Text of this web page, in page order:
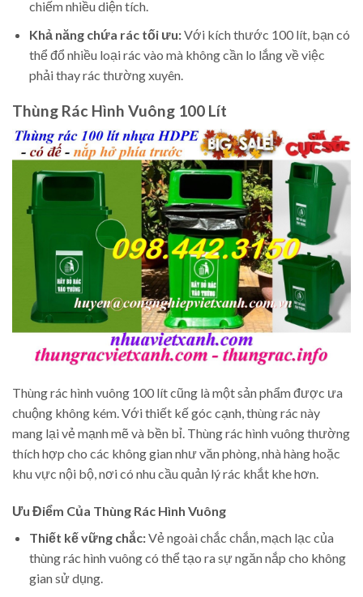
chiếm nhiều diện tích.
Khả năng chứa rác tối ưu:Với kích thước 100 lít, bạn có
thể đổ nhiều loại rác vào mà không cần lo lắng về việc
phải thay rác thường xuyên.
Thùng Rác Hình Vuông 100 Lít
Thùng rác hình vuông 100 lít cũng là một sản phẩm được ưa
chuộng không kém. Với thiết kế góc cạnh, thùng rác này
mang lại vẻ mạnh mẽ và bền bỉ. Thùng rác hình vuông thường
thích hợp cho các không gian như văn phòng, nhà hàng hoặc
khu vực nội bộ, nơi có nhu cầu quản lý rác khắt khe hơn.
Ưu Điểm Của Thùng Rác Hình Vuông
Thiết kế vững chắc:Vẻ ngoài chắc chắn, mạch lạc của
thùng rác hình vuông có thể tạo ra sự ngăn nắp cho không
gian sử dụng.